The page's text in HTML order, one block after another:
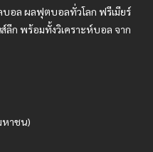
อล ผลฟุตบอลทั่วโลก ฟรีเมียร์
ลีก พร้อมทั้งวิเคราะห์บอล จาก
หาชน)